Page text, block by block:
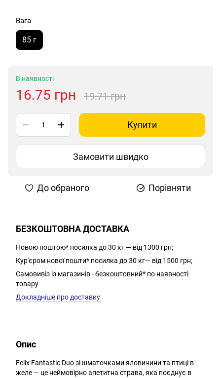
Вага
85 г
В наявності
16.75 грн 19.71 грн
Купити
Замовити швидко
До обраного Порівняти
БЕЗКОШТОВНА ДОСТАВКА
Новою поштою* посилка до 30 кг — від 1300 грн;
Кур'єром нової пошти* посилка до 30 кг— від 1500 грн;
Самовивіз із магазинів - безкоштовний* по наявності
товару
Докладніше про доставку
Опис
Felix Fantastic Duo зі шматочками яловичини та птиці в
желе — це неймовірно апетитна страва, яка поєднує в